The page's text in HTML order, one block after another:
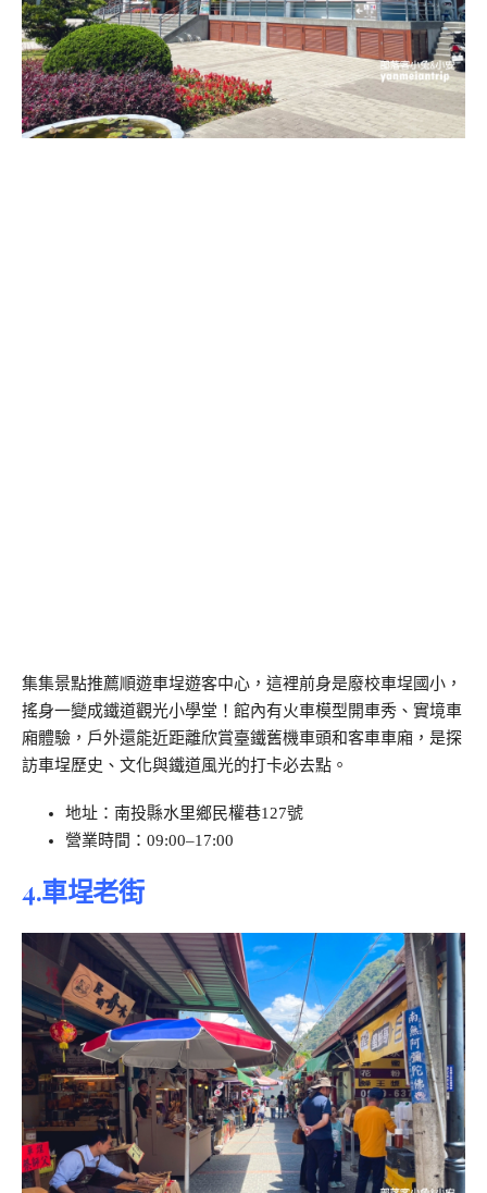
集集景點推薦順遊車埕遊客中心，這裡前身是廢校車埕國小，
搖身一變成鐵道觀光小學堂！館內有火車模型開車秀、實境車
廂體驗，戶外還能近距離欣賞臺鐵舊機車頭和客車車廂，是探
訪車埕歷史、文化與鐵道風光的打卡必去點。
地址：南投縣水里鄉民權巷127號
營業時間：09:00–17:00
4.車埕老街